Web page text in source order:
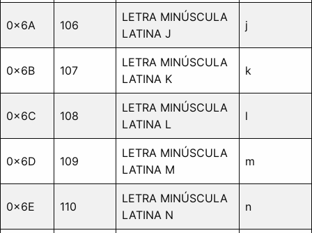
0x6A 106
LETRA MINÚSCULA
LATINA J
j
0x6B 107
LETRA MINÚSCULA
LATINA K
k
0x6C 108
LETRA MINÚSCULA
LATINA L
l
0x6D 109
LETRA MINÚSCULA
LATINA M
m
0x6E 110
LETRA MINÚSCULA
LATINA N
n